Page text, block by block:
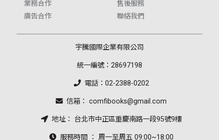
業務合作
廣告合作
售後服務
聯絡我們
宇騰國際企業有限公司
統一編號：28697198
電話：02-2388-0202
信箱： comfibooks@gmail.com
地址： 台北市中正區重慶南路一段95號9樓
服務時間 ： 周一至周五 09:00~18:00